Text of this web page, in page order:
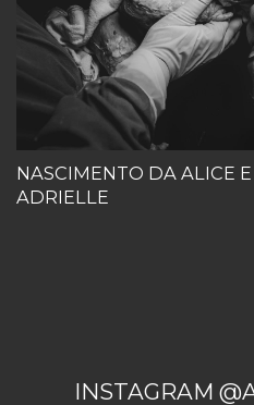
NASCIMENTO DA ALICE
ADRIELLE
INSTAGRAM